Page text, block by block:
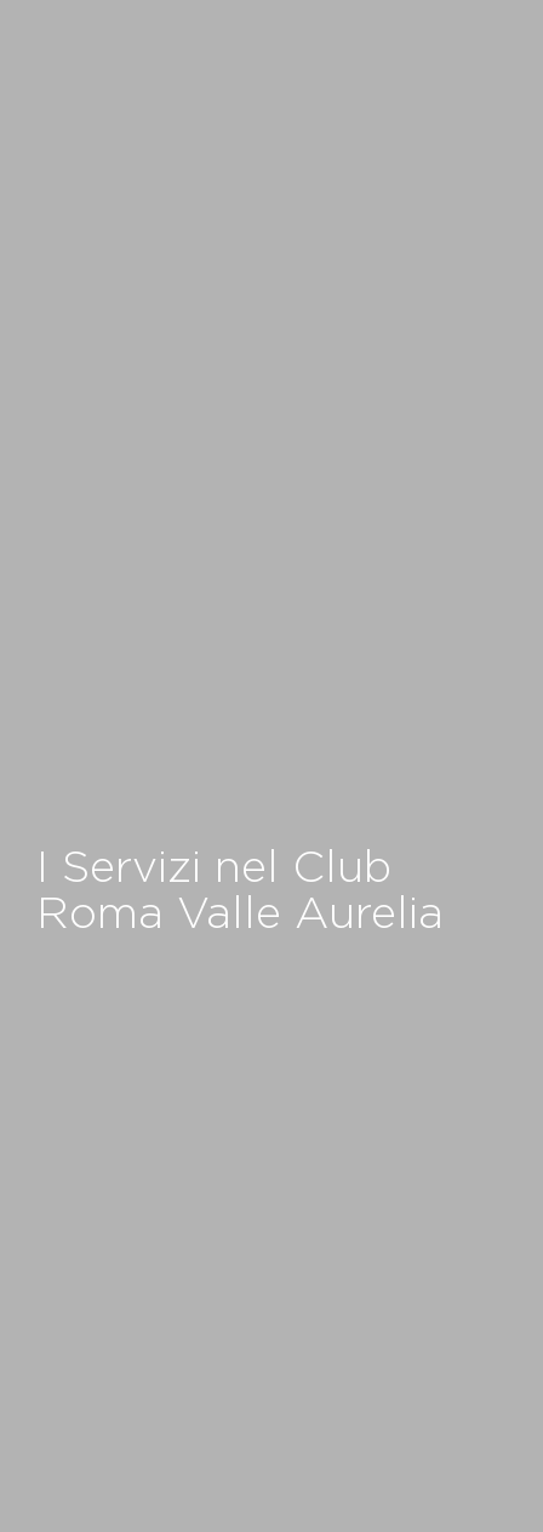
I Servizi nel Club
Roma Valle Aurelia